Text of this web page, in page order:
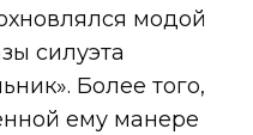
модой
силуэта
Более того,
ему манере